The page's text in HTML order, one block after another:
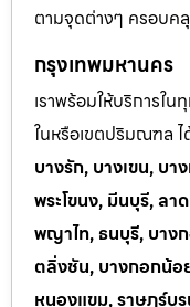
ตามจุดต่างๆ ครอบ
กรุงเทพมหานคร
เราพร้อมให้บริการใน
ในหรือเขตปริมณฑล ไ
บางรัก, บางเขน, บ
พระโขนง, มีนบุรี, ล
พญาไท, ธนบุรี, บาง
ตลิ่งชัน, บางกอกน้อ
หนองแขม, ราษฎร์บู